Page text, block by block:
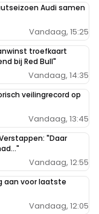
Audi samen
Vandaag, 15:25
troefkaart
bij Red Bull"
Vandaag, 14:35
veilingrecord op
Vandaag, 13:45
"Daar
Vandaag, 12:55
aan voor laatste
Vandaag, 12:05